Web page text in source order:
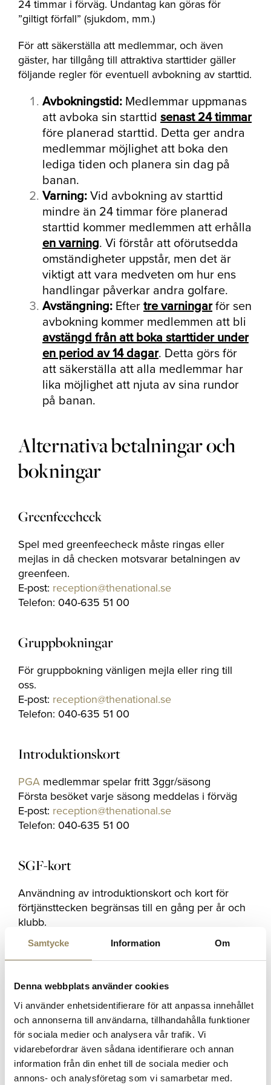
Samtycke Information Om
Denna webbplats använder cookies
Vi använder enhetsidentifierare för att anpassa innehållet
och annonserna till användarna, tillhandahålla funktioner
för sociala medier och analysera vår trafik. Vi
vidarebefordrar även sådana identifierare och annan
information från din enhet till de sociala medier och
annons- och analysföretag som vi samarbetar med.
24 timmar i förväg. Undantag kan göras för
”giltigt förfall” (sjukdom, mm.)
För att säkerställa att medlemmar, och även
gäster, har tillgång till attraktiva starttider gäller
följande regler för eventuell avbokning av starttid.
Avbokningstid: Medlemmar uppmanas
att avboka sin starttid senast 24 timmar
före planerad starttid. Detta ger andra
medlemmar möjlighet att boka den
lediga tiden och planera sin dag på
banan.
Varning: Vid avbokning av starttid
mindre än 24 timmar före planerad
starttid kommer medlemmen att erhålla
en varning. Vi förstår att oförutsedda
omständigheter uppstår, men det är
viktigt att vara medveten om hur ens
handlingar påverkar andra golfare.
Avstängning: Efter tre varningarför sen
avbokning kommer medlemmen att bli
avstängd från att boka starttider under
en period av 14 dagar. Detta görs för
att säkerställa att alla medlemmar har
lika möjlighet att njuta av sina rundor
på banan.
Alternativa betalningar och
bokningar
Greenfeecheck
Spel med greenfeecheck måste ringas eller
mejlas in då checken motsvarar betalningen av
greenfeen.
E-post: reception@thenational.se
Telefon: 040-635 51 00
Gruppbokningar
För gruppbokning vänligen mejla eller ring till
oss.
E-post: reception@thenational.se
Telefon: 040-635 51 00
Introduktionskort
PGA medlemmar spelar fritt 3ggr/säsong
Första besöket varje säsong meddelas i förväg
E-post: reception@thenational.se
Telefon: 040-635 51 00
SGF-kort
Användning av introduktionskort och kort för
förtjänsttecken begränsas till en gång per år och
klubb.
besöket varje säsong meddelas i förväg
E-post:
Samarbetsklubbar
Vi har ett samarbete med följande
golfanläggningar eller golfklubbar som vi erbjuder
reducerad greenfee för. The Nationals
medlemmar erbjuds även reducerad greenfee